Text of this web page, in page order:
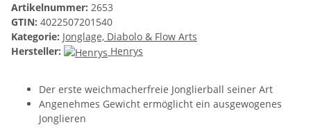
Artikelnummer: 2653
GTIN: 4022507201540
Kategorie: Jonglage, Diabolo & Flow Arts
Hersteller:
Henrys
Der erste weichmacherfreie Jonglierball seiner Art
Angenehmes Gewicht ermöglicht ein ausgewogenes
Jonglieren